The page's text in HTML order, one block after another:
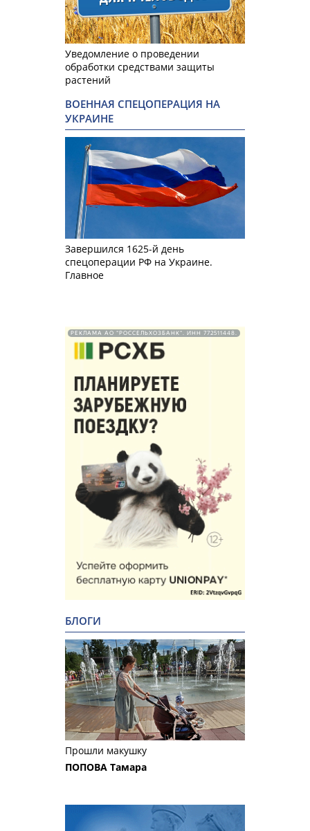
Уведомление о проведении
обработки средствами защиты
растений
ВОЕННАЯ СПЕЦОПЕРАЦИЯ НА
УКРАИНЕ
Завершился 1625-й день
спецоперации РФ на Украине.
Главное
РЕКЛАМА АО "РОССЕЛЬХОЗБАНК". ИНН 772511448.
БЛОГИ
Прошли макушку
ПОПОВА Тамара